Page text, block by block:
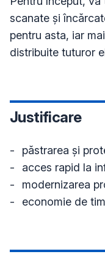
scanate și
pentru asta, iar
distribuite tuturor
Justificare
-	păstrarea şi protejarea cărţilor
-	acces rapid la informaţie
-	modernizarea procesului educaţional